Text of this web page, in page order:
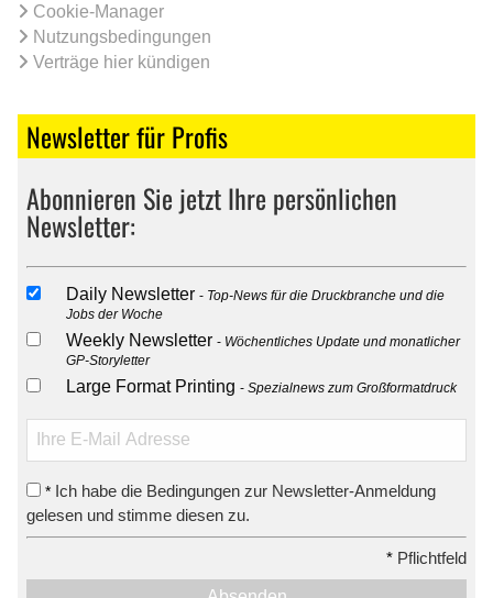
Cookie-Manager
Nutzungsbedingungen
Verträge hier kündigen
Newsletter für Profis
Abonnieren Sie jetzt Ihre persönlichen
Newsletter:
Daily Newsletter
Top-News für die Druckbranche und die
Jobs der Woche
Weekly Newsletter
Wöchentliches Update und monatlicher
GP-Storyletter
Large Format Printing Spezialnews zum Großformatdruck
* Ich habe die Bedingungen zur Newsletter-Anmeldung
gelesen und stimme diesen zu.
* Pflichtfeld